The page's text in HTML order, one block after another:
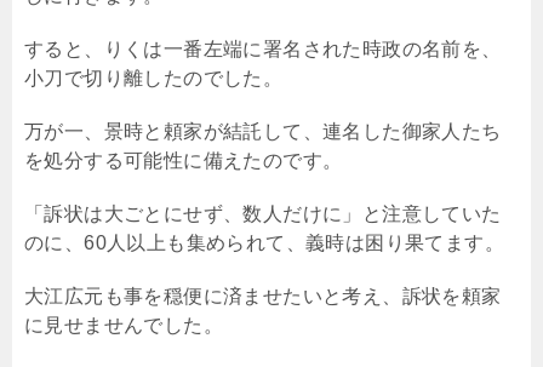
すると、りくは一番左端に署名された時政の名前を、
小刀で切り離したのでした。
万が一、景時と頼家が結託して、連名した御家人たち
を処分する可能性に備えたのです。
「訴状は大ごとにせず、数人だけに」と注意していた
のに、60人以上も集められて、義時は困り果てます。
大江広元も事を穏便に済ませたいと考え、訴状を頼家
に見せませんでした。